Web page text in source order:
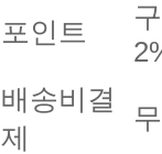
포인트
배송비결
제